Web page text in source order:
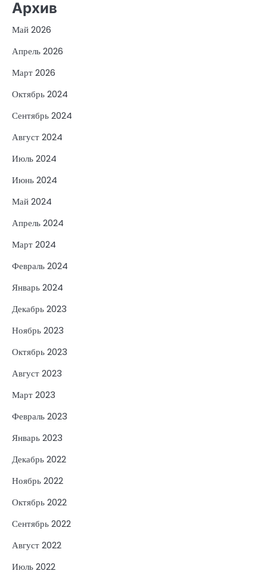
Архив
Май 2026
Апрель 2026
Март 2026
Октябрь 2024
Сентябрь 2024
Август 2024
Июль 2024
Июнь 2024
Май 2024
Апрель 2024
Март 2024
Февраль 2024
Январь 2024
Декабрь 2023
Ноябрь 2023
Октябрь 2023
Август 2023
Март 2023
Февраль 2023
Январь 2023
Декабрь 2022
Ноябрь 2022
Октябрь 2022
Сентябрь 2022
Август 2022
Июль 2022